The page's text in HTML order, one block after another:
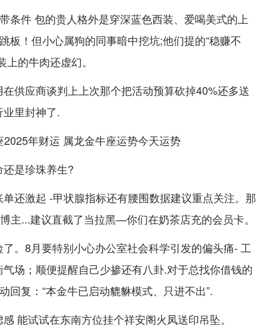
条件 包的贵人格外是穿深蓝色西装、爱喝美式的上
板！但小心属狗的同事暗中挖坑;他们提的“稳赚不
的牛肉还虚幻。
供应商谈判上上次那个把活动预算砍掉40%还多送
里封神了.
是珍珠养生?
还激起 -甲状腺指标还有腰围数据建议重点关注。那
主...建议直截了当拉黑—你们在奶茶店充的会员卡。
。8月要特别小心办公室社会科学引发的偏头痛- 工
场；顺便提醒自己少掺还有八卦.对于总找你借钱的
回复：“本金牛已启动貔貅模式、只进不出”.
能试试在东南方位挂个祥安阁火凤送印吊坠。